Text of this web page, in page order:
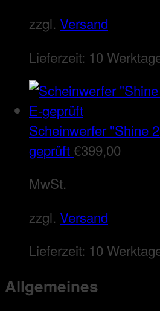
zzgl. Versand
Lieferzeit: 10
Scheinwerfer "Shine
geprüft€399,00
MwSt.
zzgl. Versand
Lieferzeit: 10
Allgemeines